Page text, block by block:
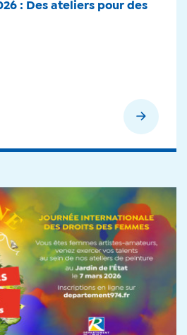
: Des ateliers pour des